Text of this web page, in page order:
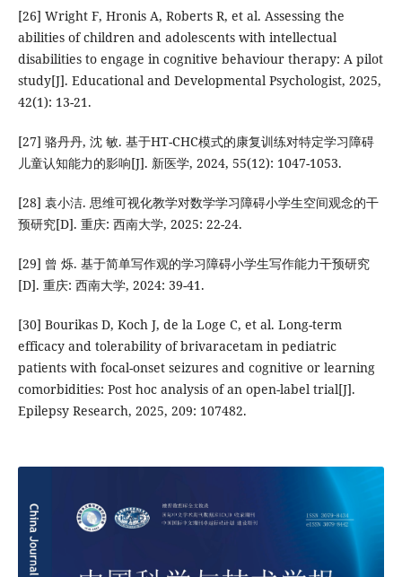
[26] Wright F, Hronis A, Roberts R, et al. Assessing the
abilities of children and adolescents with intellectual
disabilities to engage in cognitive behaviour therapy: A pilot
study[J]. Educational and Developmental Psychologist, 2025,
42(1): 13-21.
[27] 骆丹丹, 沈 敏. 基于HT-CHC模式的康复训练对特定学习障碍
儿童认知能力的影响[J]. 新医学, 2024, 55(12): 1047-1053.
[28] 袁小洁. 思维可视化教学对数学学习障碍小学生空间观念的干
预研究[D]. 重庆: 西南大学, 2025: 22-24.
[29] 曾 烁. 基于简单写作观的学习障碍小学生写作能力干预研究
[D]. 重庆: 西南大学, 2024: 39-41.
[30] Bourikas D, Koch J, de la Loge C, et al. Long-term
efficacy and tolerability of brivaracetam in pediatric
patients with focal-onset seizures and cognitive or learning
comorbidities: Post hoc analysis of an open-label trial[J].
Epilepsy Research, 2025, 209: 107482.